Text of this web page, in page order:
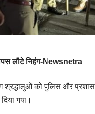
लौटे निहंग-Newsnetra
श्रद्धालुओं को पुलिस और
गया।